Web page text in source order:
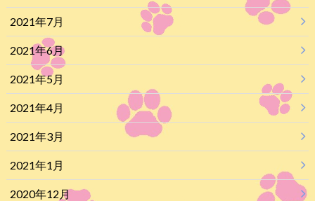
2021年7月
2021年6月
2021年5月
2021年4月
2021年3月
2021年1月
2020年12月